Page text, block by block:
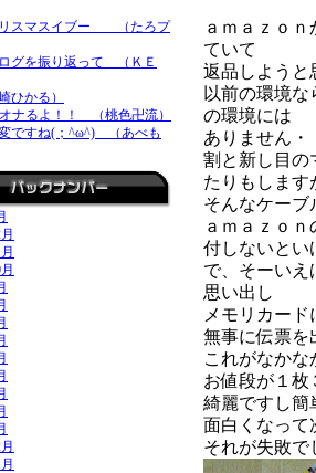
リスマスイブー （たろプ
グを振り返って （ＫＥ
ひかる）
ナるよ！！ （桃色卍流）
ですね(；^ω^) （あべも
ａｍａｚｏ
ていて
返品しようと
以前の環境
の環境には
ありません・
割と新し目の
たりもします
そんなケーブ
ａｍａｚｏ
付しないとい
で、そーいえ
思い出し
メモリカー
無事に伝票
これがなか
お値段が１枚
綺麗ですし簡
面白くなって
それが失敗で